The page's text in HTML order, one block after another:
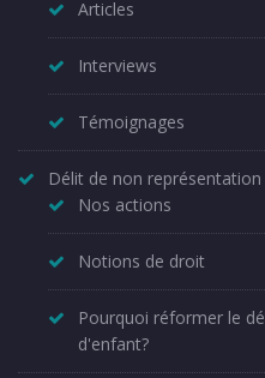
Articles
Interviews
Témoignages
Délit de non
Nos actions
Notions de droit
Pourquoi réformer le
d'enfant?